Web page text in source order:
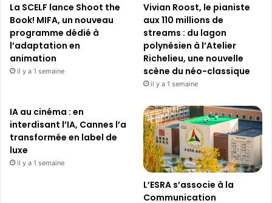
La SCELF lance Shoot the
Book! MIFA, un nouveau
programme dédié à
l’adaptation en
animation
il y a 1 semaine
Vivian Roost, le pianiste
aux 110 millions de
streams : du lagon
polynésien à l’Atelier
Richelieu, une nouvelle
scène du néo-classique
il y a 1 semaine
IA au cinéma : en
interdisant l’IA, Cannes l’a
transformée en label de
luxe
il y a 1 semaine
L’ESRA s’associe à la
Communication